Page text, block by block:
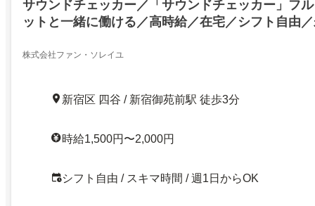
サウンドチェッカー／「サウンドチェッカー」フ
ットと一緒に働ける／高時給／在宅／シフト自由
株式会社ファン・ソレイユ
新宿区 四谷 / 新宿御苑前駅 徒歩3分
時給1,500円〜2,000円
シフト自由 / スキマ時間 / 週1日からOK